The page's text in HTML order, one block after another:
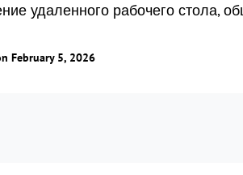
удаленного рабочего стола,
February 5, 2026